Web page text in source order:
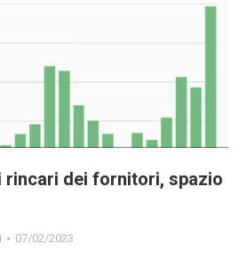
rincari dei fornitori, spazio
07/02/2023